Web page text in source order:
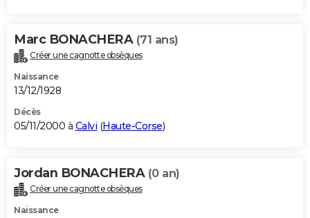
Marc BONACHERA (71 ans)
Créer une cagnotte obsèques
Naissance
13/12/1928
Décès
05/11/2000 à Calvi (Haute-Corse)
Jordan BONACHERA (0 an)
Créer une cagnotte obsèques
Naissance